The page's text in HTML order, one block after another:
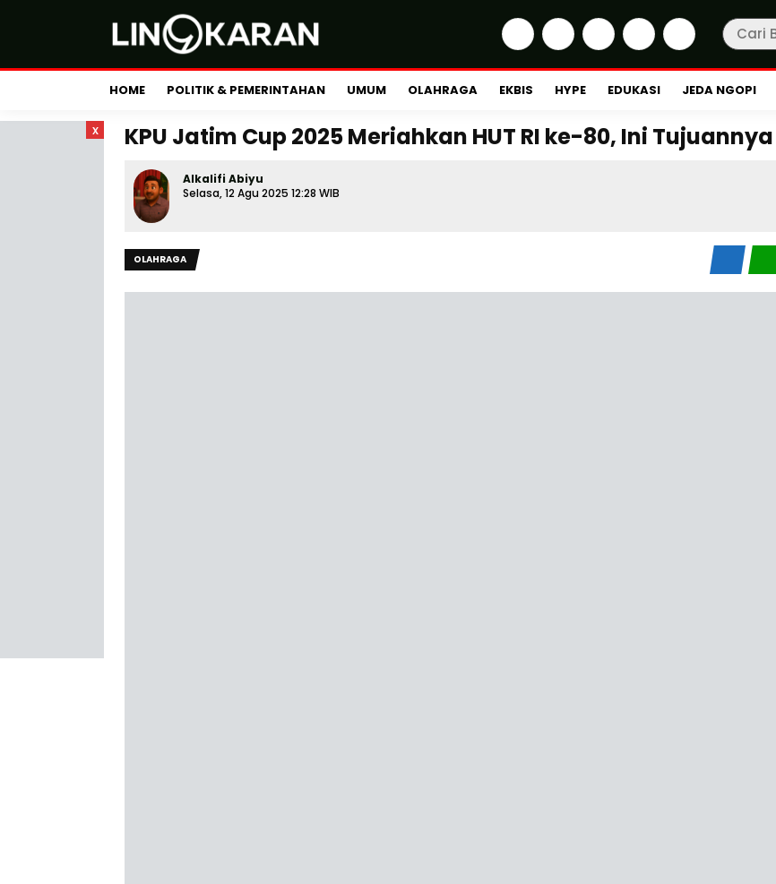
HOME POLITIK & PEMERINTAHAN UMUM OLAHRAGA EKBIS HYPE EDUKASI JEDA NGOPI
x KPU Jatim Cup 2025 Meriahkan HUT RI ke-80, Ini Tujuannya
Alkalifi Abiyu
Selasa, 12 Agu 2025 12:28 WIB
OLAHRAGA